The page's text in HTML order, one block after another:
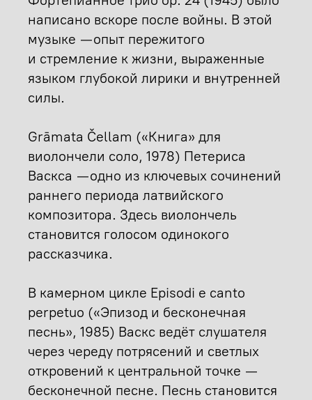
написано вскоре после войны. В этой
музыке — опыт пережитого
и стремление к жизни, выраженные
языком глубокой лирики и внутренней
силы.
Grāmata Čellam («Книга» для
виолончели соло, 1978) Петериса
Васкса — одно из ключевых сочинений
раннего периода латвийского
композитора. Здесь виолончель
становится голосом одинокого
рассказчика.
В камерном цикле Episodi e canto
perpetuo («Эпизод и бесконечная
песнь», 1985) Васкс ведёт слушателя
через череду потрясений и светлых
откровений к центральной точке —
бесконечной песне. Песнь становится